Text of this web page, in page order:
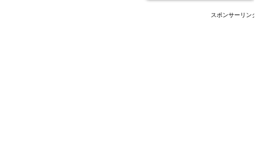
スポンサーリンク